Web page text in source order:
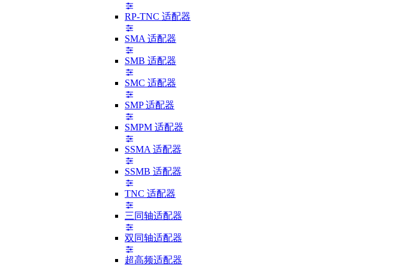
RP-TNC 适配器
SMA 适配器
SMB 适配器
SMC 适配器
SMP 适配器
SMPM 适配器
SSMA 适配器
SSMB 适配器
TNC 适配器
三同轴适配器
双同轴适配器
超高频适配器